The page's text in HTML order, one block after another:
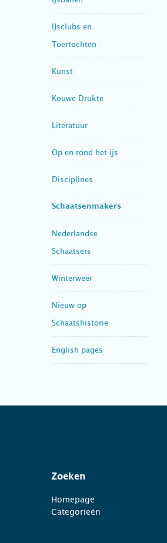
IJsclubs en
Toertochten
Kunst
Kouwe Drukte
Literatuur
Op en rond het ijs
Disciplines
Schaatsenmakers
Nederlandse
Schaatsers
Winterweer
Nieuw op
Schaatshistorie
English pages
Zoeken
Homepage
Categorieën